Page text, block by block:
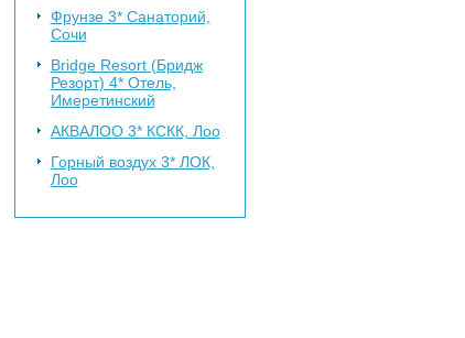
Фрунзе 3* Санаторий,
Сочи
Bridge Resort (Бридж
Резорт) 4* Отель,
Имеретинский
АКВАЛОО 3* КСКК, Лоо
Горный воздух 3* ЛОК,
Лоо